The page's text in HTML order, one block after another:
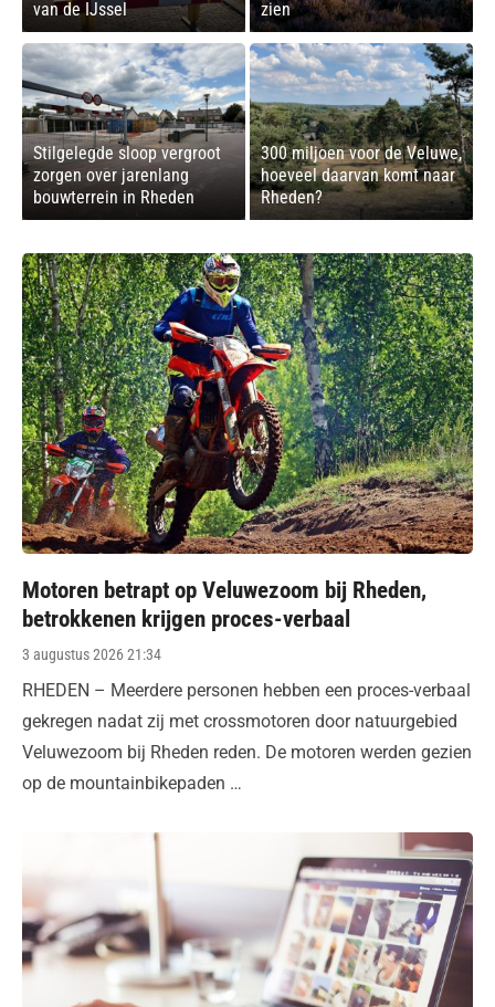
van de IJssel
zien
Stilgelegde sloop vergroot
zorgen over jarenlang
bouwterrein in Rheden
300 miljoen voor de Veluwe,
hoeveel daarvan komt naar
Rheden?
Motoren betrapt op Veluwezoom bij Rheden,
betrokkenen krijgen proces-verbaal
Posted
3 augustus 2026 21:34
RHEDEN – Meerdere personen hebben een proces-verbaal
gekregen nadat zij met crossmotoren door natuurgebied
Veluwezoom bij Rheden reden. De motoren werden gezien
op de mountainbikepaden …